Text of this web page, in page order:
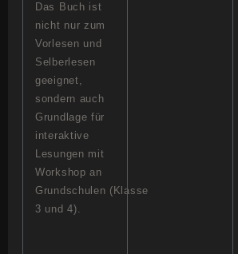
Das Buch ist
nicht nur zum
Vorlesen und
Selberlesen
geeignet,
sondern auch
Grundlage für
interaktive
Lesungen mit
Workshop an
Grundschulen (Klasse
3 und 4).